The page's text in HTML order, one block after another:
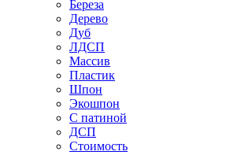
Береза
Дерево
Дуб
ЛДСП
Массив
Пластик
Шпон
Экошпон
С патиной
ДСП
Стоимость